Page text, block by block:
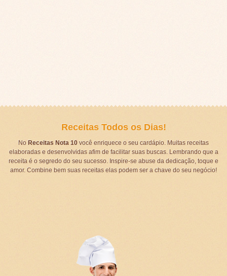
Receitas Todos os Dias!
No Receitas Nota 10você enriquece o seu cardápio. Muitas receitas
elaboradas e desenvolvidas afim de facilitar suas buscas. Lembrando que a
receita é o segredo do seu sucesso. Inspire-se abuse da dedicação, toque e
amor. Combine bem suas receitas elas podem ser a chave do seu negócio!